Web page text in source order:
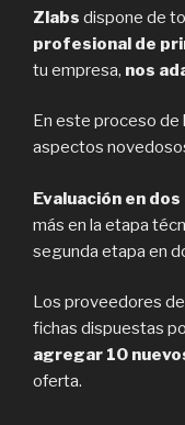
Zlabs dispone de
profesional de
tu empresa, nos
En este proceso de
aspectos
Evaluación en
más en la etapa
segunda etapa en
Los proveedores
fichas dispuestas
agregar 10
oferta.